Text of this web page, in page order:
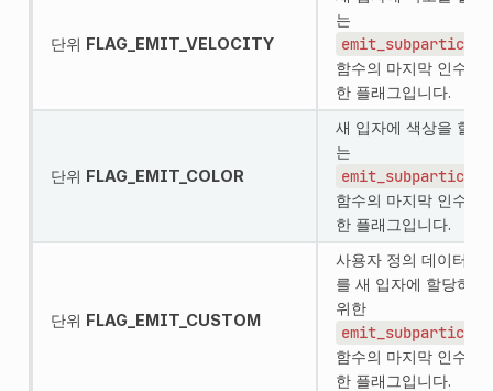
단위 FLAG_EMIT_VELOCITY
는
함수의 마지막 인수에
한 플래그입니다.
단위 FLAG_EMIT_COLOR
새 입자에 색상을 할당
는
함수의 마지막 인수에
한 플래그입니다.
단위 FLAG_EMIT_CUSTOM
사용자 정의 데이터 벡
를 새 입자에 할당하기
위한
함수의 마지막 인수에
한 플래그입니다.